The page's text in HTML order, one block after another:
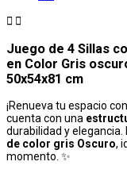
 
Juego de 4 Sillas
en Color Gris
50x54x81 cm
¡Renueva tu espacio
cuenta con una
durabilidad y elegancia.
de color gris Oscuro,
momento. ✨